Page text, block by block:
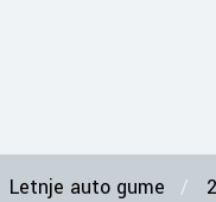
Letnje auto gume